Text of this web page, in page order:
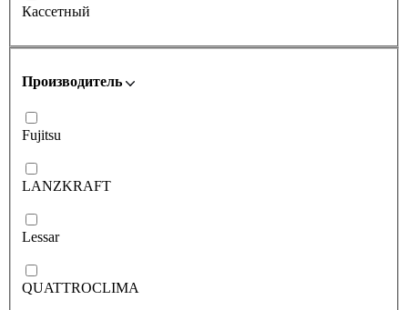
Кассетный
Производитель
Fujitsu
LANZKRAFT
Lessar
QUATTROCLIMA